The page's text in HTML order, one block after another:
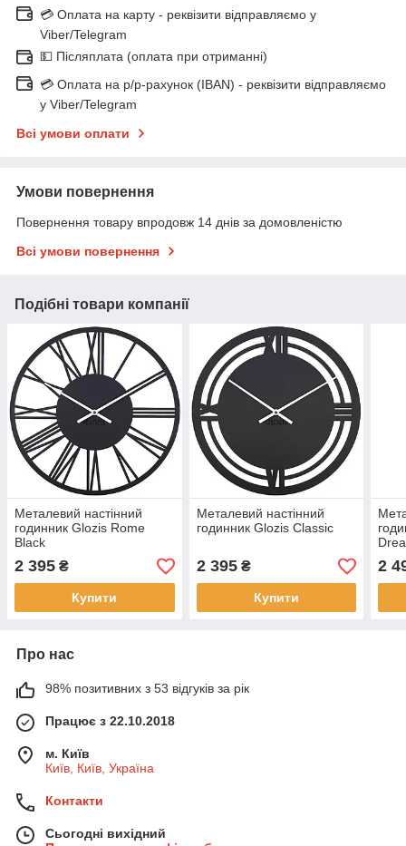
💳 Оплата на карту - реквізити відправляємо у
Viber/Telegram
💵 Післяплата (оплата при отриманні)
💳 Оплата на р/р-рахунок (IBAN) - реквізити відправляємо
у Viber/Telegram
Всі умови оплати
Умови повернення
Повернення товару впродовж 14 днів за домовленістю
Всі умови повернення
Подібні товари компанії
Металевий настінний
годинник Glozis Rome
Black
2 395 ₴
Купити
Металевий настінний
годинник Glozis Classic
2 395₴
Купити
2
Про нас
98% позитивних з 53 відгуків за рік
Працює з 22.10.2018
м. Київ
Київ, Київ, Україна
Контакти
Сьогодні вихідний